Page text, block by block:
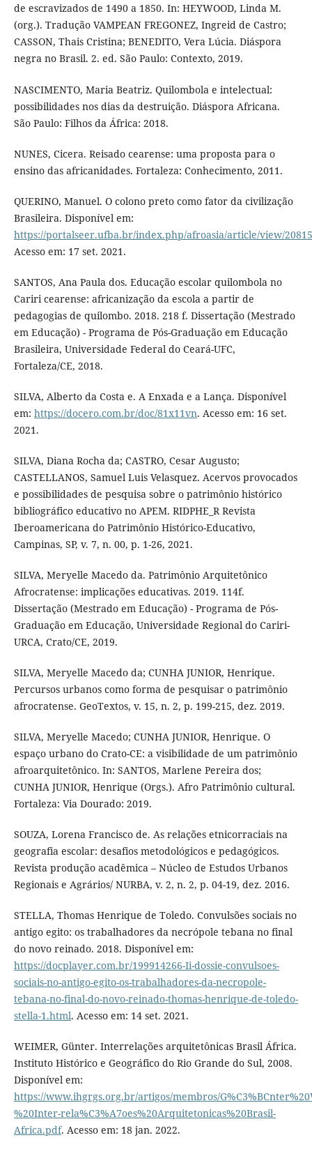
de escravizados de 1490 a 1850. In: HEYWOOD, Linda M.
(org.). Tradução VAMPEAN FREGONEZ, Ingreid de Castro;
CASSON, Thais Cristina; BENEDITO, Vera Lúcia. Diáspora
negra no Brasil. 2. ed. São Paulo: Contexto, 2019.
NASCIMENTO, Maria Beatriz. Quilombola e intelectual:
possibilidades nos dias da destruição. Diáspora Africana.
São Paulo: Filhos da África: 2018.
NUNES, Cicera. Reisado cearense: uma proposta para o
ensino das africanidades. Fortaleza: Conhecimento, 2011.
QUERINO, Manuel. O colono preto como fator da civilização
Brasileira. Disponível em:
https://portalseer.ufba.br/index.php/afroasia/article/view/
Acesso em: 17 set. 2021.
SANTOS, Ana Paula dos. Educação escolar quilombola no
Cariri cearense: africanização da escola a partir de
pedagogias de quilombo. 2018. 218 f. Dissertação (Mestrado
em Educação) - Programa de Pós-Graduação em Educação
Brasileira, Universidade Federal do Ceará-UFC,
Fortaleza/CE, 2018.
SILVA, Alberto da Costa e. A Enxada e a Lança. Disponível
em: https://docero.com.br/doc/81x11vn. Acesso em: 16 set.
2021.
SILVA, Diana Rocha da; CASTRO, Cesar Augusto;
CASTELLANOS, Samuel Luis Velasquez. Acervos provocados
e possibilidades de pesquisa sobre o patrimônio histórico
bibliográfico educativo no APEM. RIDPHE_R Revista
Iberoamericana do Patrimônio Histórico-Educativo,
Campinas, SP, v. 7, n. 00, p. 1-26, 2021.
SILVA, Meryelle Macedo da. Patrimônio Arquitetônico
Afrocratense: implicações educativas. 2019. 114f.
Dissertação (Mestrado em Educação) - Programa de Pós-
Graduação em Educação, Universidade Regional do Cariri-
URCA, Crato/CE, 2019.
SILVA, Meryelle Macedo da; CUNHA JUNIOR, Henrique.
Percursos urbanos como forma de pesquisar o patrimônio
afrocratense. GeoTextos, v. 15, n. 2, p. 199-215, dez. 2019.
SILVA, Meryelle Macedo; CUNHA JUNIOR, Henrique. O
espaço urbano do Crato-CE: a visibilidade de um patrimônio
afroarquitetônico. In: SANTOS, Marlene Pereira dos;
CUNHA JUNIOR, Henrique (Orgs.). Afro Patrimônio cultural.
Fortaleza: Via Dourado: 2019.
SOUZA, Lorena Francisco de. As relações etnicorraciais na
geografia escolar: desafios metodológicos e pedagógicos.
Revista produção acadêmica – Núcleo de Estudos Urbanos
Regionais e Agrários/ NURBA, v. 2, n. 2, p. 04-19, dez. 2016.
STELLA, Thomas Henrique de Toledo. Convulsões sociais no
antigo egito: os trabalhadores da necrópole tebana no final
do novo reinado. 2018. Disponível em:
https://docplayer.com.br/199914266-Ii-dossie-convulsoes-
sociais-no-antigo-egito-os-trabalhadores-da-necropole-
tebana-no-final-do-novo-reinado-thomas-henrique-de-toledo-
stella-1.html. Acesso em: 14 set. 2021.
WEIMER, Günter. Interrelações arquitetônicas Brasil África.
Instituto Histórico e Geográfico do Rio Grande do Sul, 2008.
Disponível em:
https://www.ihgrgs.org.br/artigos/membros/
%20Inter-rela%C3%A7oes%20Arquitetonicas%20Brasil-
Africa.pdf. Acesso em: 18 jan. 2022.